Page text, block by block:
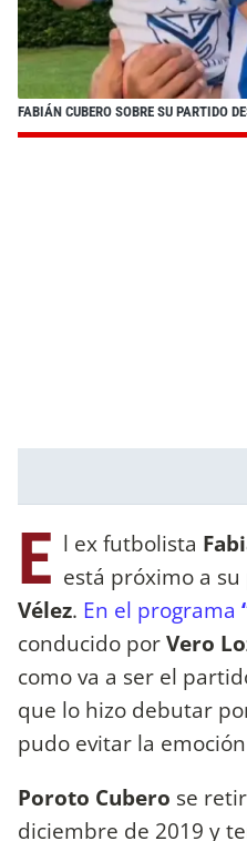
FABIÁN CUBERO SOBRE SU PARTIDO
E l ex futbolista
está próximo a
Vélez. En el programa
conducido porVero
como va a ser el
que lo hizo debutar
pudo evitar la
Poroto Cubero se
diciembre de 2019 y